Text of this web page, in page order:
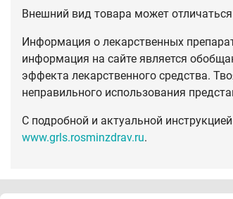
Внешний вид товара может
Информация о лекарственных
информация на сайте является
эффекта лекарственного средства.
неправильного использования
С подробной и актуальной
www.grls.rosminzdrav.ru.